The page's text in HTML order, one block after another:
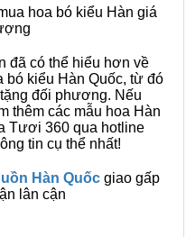
hoa bó kiểu Hàn giá
đã có thể hiểu hơn về
bó kiểu Hàn Quốc, từ đó
đối phương. Nếu
thêm các mẫu hoa Hàn
Tươi 360 qua hotline
tin cụ thể nhất!
Hàn Quốc giao gấp
lân cận